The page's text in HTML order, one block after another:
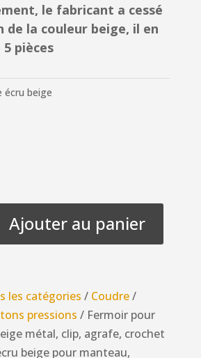
le fabricant a cessé
de la couleur beige, il en
pièces
écru beige
Ajouter au panier
les catégories / Coudre/
pressions / Fermoir pour
métal, clip, agrafe, crochet
beige pour manteau,